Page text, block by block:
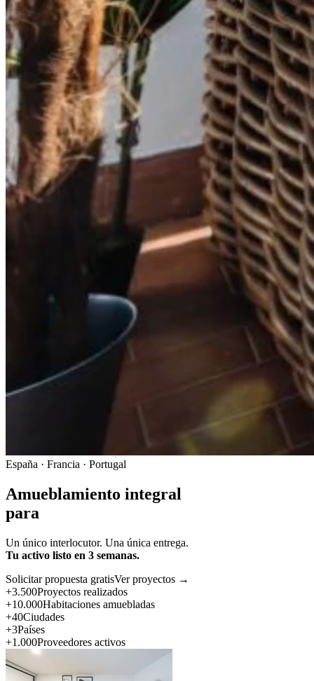
España · Francia · Portugal
Amueblamiento integral
para
Un único interlocutor. Una única entrega.
Tu activo listo en 3 semanas.
Solicitar propuesta gratisVer proyectos →
+3.500Proyectos realizados
+10.000Habitaciones amuebladas
+40Ciudades
+3Países
+1.000Proveedores activos